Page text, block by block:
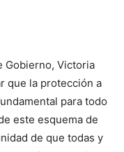
Gobierno, Victoria
que la protección a
para todo
este esquema de
de que todas y